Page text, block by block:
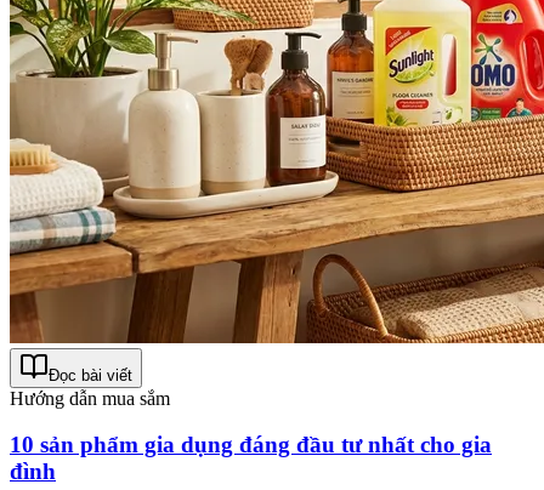
Đọc bài viết
Hướng dẫn mua sắm
10 sản phẩm gia dụng đáng đầu tư nhất cho gia
đình